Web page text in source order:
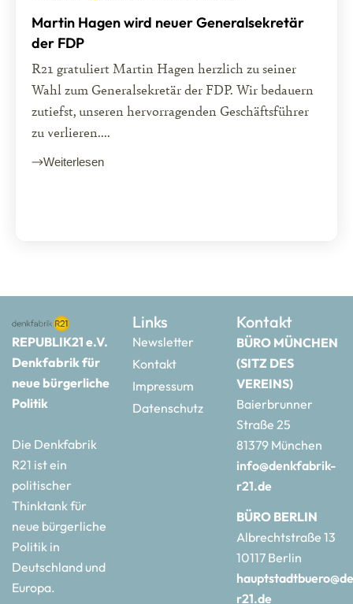
Martin Hagen wird neuer Generalsekretär
der FDP
R21 gratuliert Martin Hagen herzlich zu seiner
Wahl zum Generalsekretär der FDP. Wir bedauern
zutiefst, unseren hervorragenden Geschäftsführer
zu verlieren....
Weiterlesen
REPUBLIK21 e.V.
Denkfabrik für
neue bürgerliche
Politik
Die Denkfabrik
R21 ist ein
politischer
Thinktank für
neue bürgerliche
Politik in
Deutschland und
Europa.
Links
Newsletter
Kontakt
Impressum
Datenschutz
Kontakt
BÜRO MÜNCHEN
(SITZ DES
VEREINS)
Baierbrunner
Straße 25
81379 München
info@denkfabrik-
r21.de
BÜRO BERLIN
Albrechtstraße 13
10117 Berlin
r21.de